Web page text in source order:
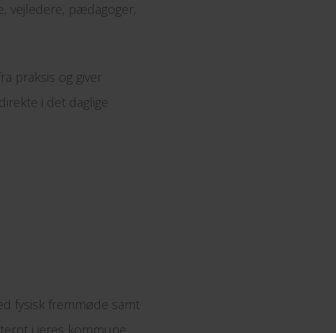
vejledere, pædagoger,
praksis og giver
i det daglige
fysisk fremmøde samt
i jeres kommune